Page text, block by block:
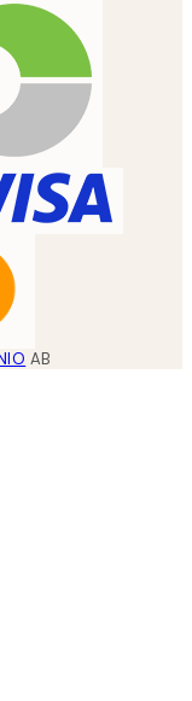
AB